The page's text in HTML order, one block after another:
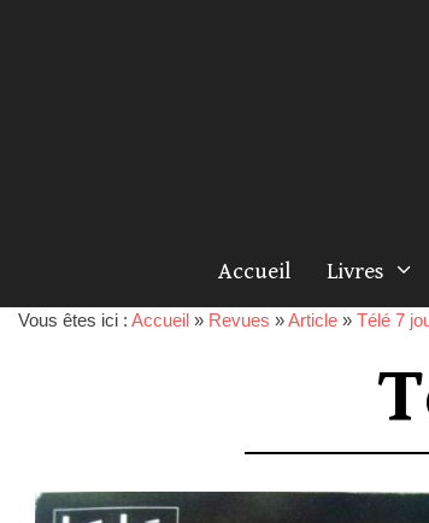
Accueil Livres
Vous êtes ici : Accueil » Revues »Article » Télé 7